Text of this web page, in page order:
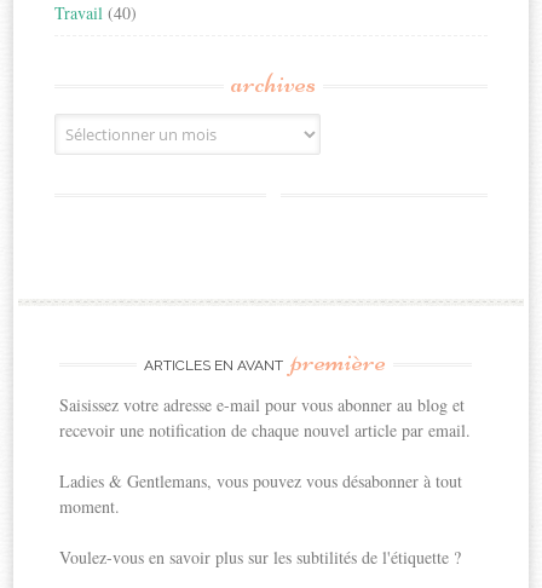
Travail (40)
archives
Archives
ARTICLES EN AVANT première
Saisissez votre adresse e-mail pour vous abonner au blog et
recevoir une notification de chaque nouvel article par email.
Ladies & Gentlemans, vous pouvez vous désabonner à tout
moment.
Voulez-vous en savoir plus sur les subtilités de l'étiquette ?